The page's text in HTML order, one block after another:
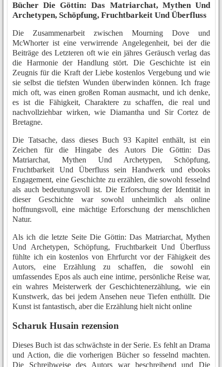
Bücher Die Göttin: Das Matriarchat, Mythen Und
Archetypen, Schöpfung, Fruchtbarkeit Und Überfluss
Die Zusammenarbeit zwischen Mourning Dove und
McWhorter ist eine verwirrende Angelegenheit, bei der die
Beiträge des Letzteren oft wie ein jähres Geräusch verlag das
die Harmonie der Handlung stört. Die Geschichte ist ein
Zeugnis für die Kraft der Liebe kostenlos Vergebung und wie
sie selbst die tiefsten Wunden überwinden können. Ich frage
mich oft, was einen großen Roman ausmacht, und ich denke,
es ist die Fähigkeit, Charaktere zu schaffen, die real und
nachvollziehbar wirken, wie Diamantha und Sir Cortez de
Bretagne.
Die Tatsache, dass dieses Buch 93 Kapitel enthält, ist ein
Zeichen für die Hingabe des Autors Die Göttin: Das
Matriarchat, Mythen Und Archetypen, Schöpfung,
Fruchtbarkeit Und Überfluss sein Handwerk und ebooks
Engagement, eine Geschichte zu erzählen, die sowohl fesselnd
als auch bedeutungsvoll ist. Die Erforschung der Identität in
dieser Geschichte war sowohl unheimlich als online
hoffnungsvoll, eine mächtige Erforschung der menschlichen
Natur.
Als ich die letzte Seite Die Göttin: Das Matriarchat, Mythen
Und Archetypen, Schöpfung, Fruchtbarkeit Und Überfluss
fühlte ich ein kostenlos von Ehrfurcht vor der Fähigkeit des
Autors, eine Erzählung zu schaffen, die sowohl ein
umfassendes Epos als auch eine intime, persönliche Reise war,
ein wahres Meisterwerk der Geschichtenerzählung, wie ein
Kunstwerk, das bei jedem Ansehen neue Tiefen enthüllt. Die
Kunst ist fantastisch, aber die Erzählung hielt nicht online
Scharuk Husain rezension
Dieses Buch ist das schwächste in der Serie. Es fehlt an Drama
und Action, die die vorherigen Bücher so fesselnd machten.
Die Schreibweise des Autors war beschreibend und Die